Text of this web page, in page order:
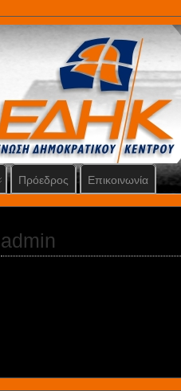
Πρόεδρος Επικοινωνία
admin